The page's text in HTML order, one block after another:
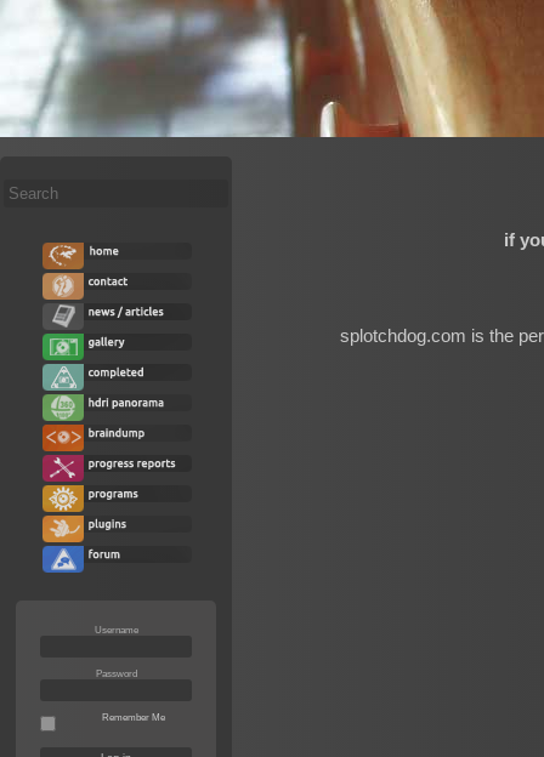
Search
Username
Password
Remember Me
if
splotchdog.com is the